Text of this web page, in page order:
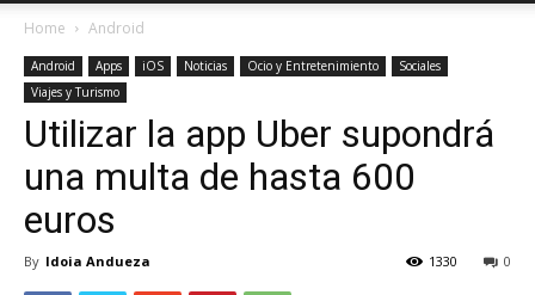
Home Android
Android Apps iOS Noticias Ocio y Entretenimiento
Sociales
Viajes y Turismo
Utilizar la app Uber supondrá
una multa de hasta 600
euros
By Idoia Andueza 0
1330